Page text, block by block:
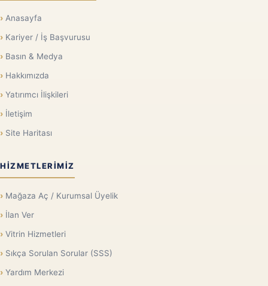
Anasayfa
Kariyer / İş Başvurusu
Basın & Medya
Hakkımızda
Yatırımcı İlişkileri
İletişim
Site Haritası
HIZMETLERIMIZ
Mağaza Aç / Kurumsal Üyelik
İlan Ver
Vitrin Hizmetleri
Sıkça Sorulan Sorular (SSS)
Yardım Merkezi